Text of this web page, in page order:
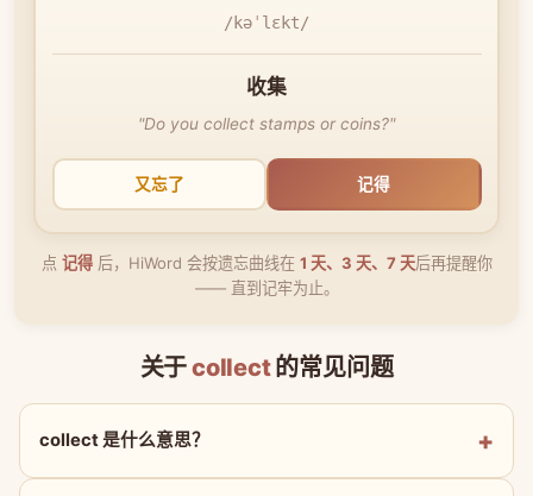
/kəˈlɛkt/
收集
"Do you collect stamps or coins?"
又忘了 记得
点 记得后，HiWord 会按遗忘曲线在 1 天、3 天、7 天后再提醒你
—— 直到记牢为止。
关于collect的常见问题
collect 是什么意思？